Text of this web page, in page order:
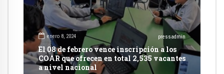
enero 8, 2024 pressadmin
El 08 de febrero vence inscripción a los
COAR que ofrecen en total 2,535 vacantes
a nivel nacional